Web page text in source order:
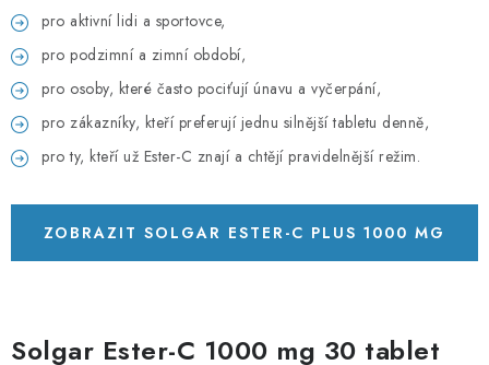
pro aktivní lidi a sportovce,
pro podzimní a zimní období,
pro osoby, které často pociťují únavu a vyčerpání,
pro zákazníky, kteří preferují jednu silnější tabletu denně,
pro ty, kteří už Ester-C znají a chtějí pravidelnější režim.
ZOBRAZIT SOLGAR ESTER-C PLUS 1000 MG
Solgar Ester-C 1000 mg 30 tablet